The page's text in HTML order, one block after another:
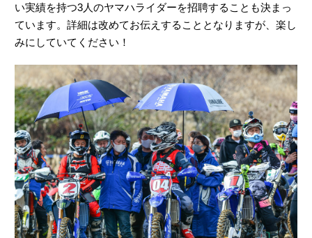
い実績を持つ3人のヤマハライダーを招聘することも決まっ
ています。詳細は改めてお伝えすることとなりますが、楽し
みにしていてください！